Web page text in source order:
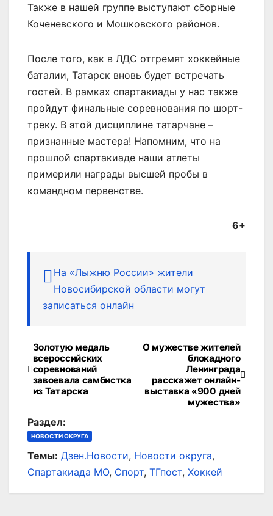
Также в нашей группе выступают сборные
Коченевского и Мошковского районов.
После того, как в ЛДС отгремят хоккейные
баталии, Татарск вновь будет встречать
гостей. В рамках спартакиады у нас также
пройдут финальные соревнования по шорт-
треку. В этой дисциплине татарчане –
признанные мастера! Напомним, что на
прошлой спартакиаде наши атлеты
примерили награды высшей пробы в
командном первенстве.
6+
На «Лыжню России» жители
Новосибирской области могут
записаться онлайн
Навигация
по
записям
О мужестве жителей
блокадного
Ленинграда
расскажет онлайн-
выставка «900 дней
мужества»
Золотую медаль
всероссийских
соревнований
завоевала самбистка
из Татарска
Раздел:
НОВОСТИ ОКРУГА
Темы: Дзен.Новости, Новости округа,
Спартакиада МО, Спорт, ТГпост, Хоккей